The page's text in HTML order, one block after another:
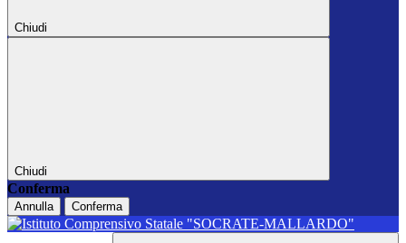
Chiudi
Chiudi
Conferma
Annulla Conferma